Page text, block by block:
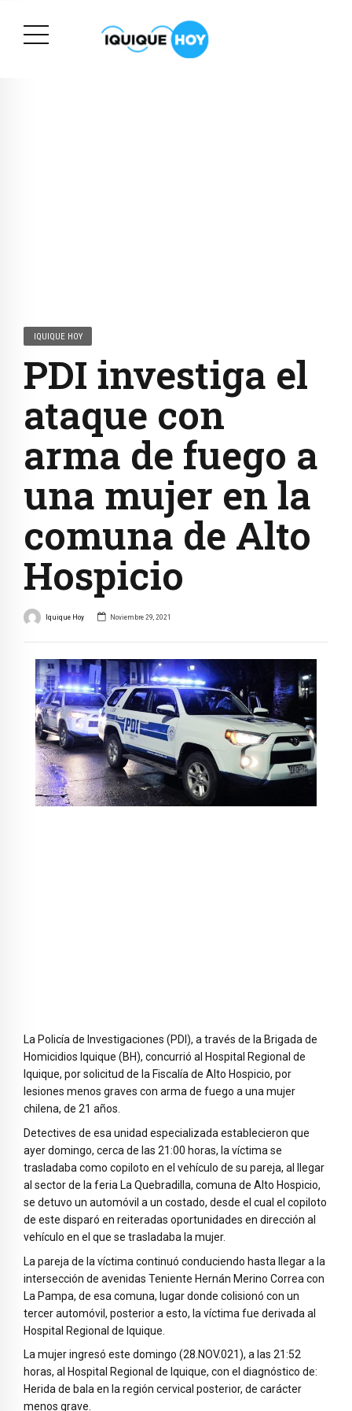
IQUIQUE HOY
PDI investiga el
ataque con
arma de fuego a
una mujer en la
comuna de Alto
Hospicio
Iquique Hoy Noviembre 29, 2021
La Policía de Investigaciones (PDI), a través de la Brigada de
Homicidios Iquique (BH), concurrió al Hospital Regional de
Iquique, por solicitud de la Fiscalía de Alto Hospicio, por
lesiones menos graves con arma de fuego a una mujer
chilena, de 21 años.
Detectives de esa unidad especializada establecieron que
ayer domingo, cerca de las 21:00 horas, la víctima se
trasladaba como copiloto en el vehículo de su pareja, al llegar
al sector de la feria La Quebradilla, comuna de Alto Hospicio,
se detuvo un automóvil a un costado, desde el cual el copiloto
de este disparó en reiteradas oportunidades en dirección al
vehículo en el que se trasladaba la mujer.
La pareja de la víctima continuó conduciendo hasta llegar a la
intersección de avenidas Teniente Hernán Merino Correa con
La Pampa, de esa comuna, lugar donde colisionó con un
tercer automóvil, posterior a esto, la víctima fue derivada al
Hospital Regional de Iquique.
La mujer ingresó este domingo (28.NOV.021), a las 21:52
horas, al Hospital Regional de Iquique, con el diagnóstico de:
Herida de bala en la región cervical posterior, de carácter
menos grave.